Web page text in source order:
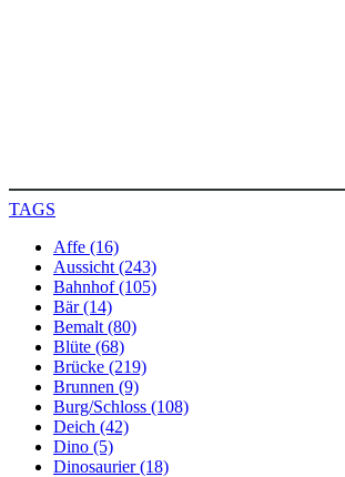
TAGS
Affe (16)
Aussicht (243)
Bahnhof (105)
Bär (14)
Bemalt (80)
Blüte (68)
Brücke (219)
Brunnen (9)
Burg/Schloss (108)
Deich (42)
Dino (5)
Dinosaurier (18)